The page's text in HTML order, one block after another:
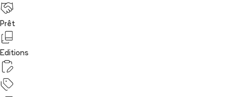
Prêt
Editions